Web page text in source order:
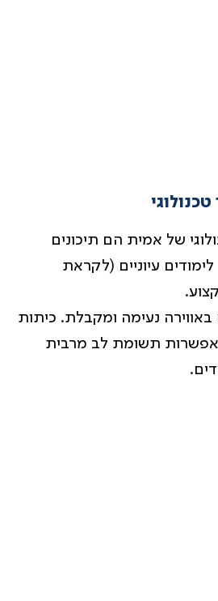
של אמית הם תיכונים
עיוניים (לקראת
באווירה נעימה ומקבלת. כיתות
תשומת לב מרבית